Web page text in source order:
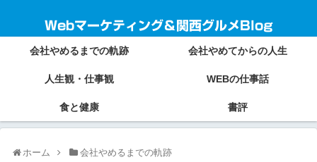
Webマーケティング＆関西グルメBlog
会社やめるまでの軌跡 会社やめてからの人生
人生観・仕事観 WEBの仕事話
食と健康 書評
ホーム 会社やめるまでの軌跡